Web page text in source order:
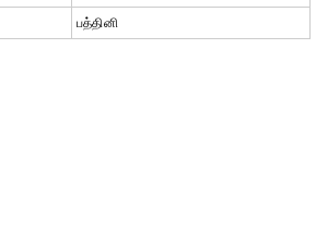
பத்தினி